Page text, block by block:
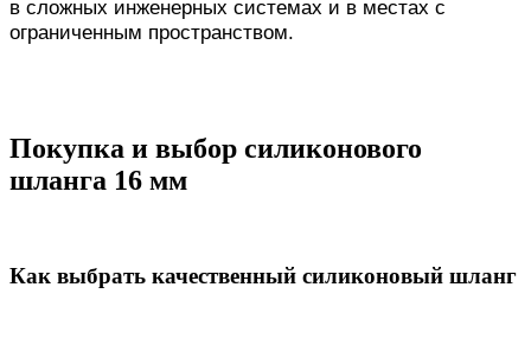
в сложных инженерных системах и в местах с
ограниченным пространством.
Покупка и выбор силиконового
шланга 16 мм
Как выбрать качественный силиконовый шланг